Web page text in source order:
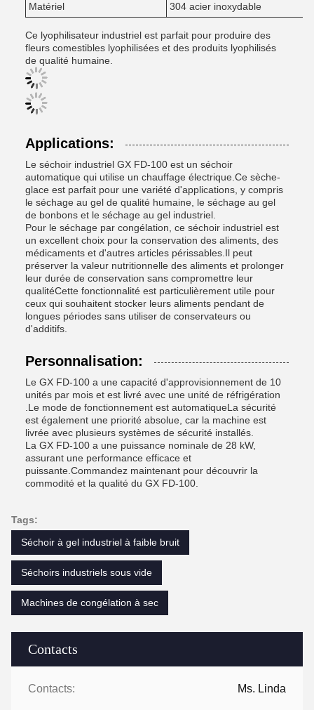
Contacts
Contacts: Ms. Linda
Matériel
304 acier inoxydable
Ce lyophilisateur industriel est parfait pour produire des
fleurs comestibles lyophilisées et des produits lyophilisés
de qualité humaine.
Applications:
Le séchoir industriel GX FD-100 est un séchoir
automatique qui utilise un chauffage électrique.Ce sèche-
glace est parfait pour une variété d'applications, y compris
le séchage au gel de qualité humaine, le séchage au gel
de bonbons et le séchage au gel industriel.
Pour le séchage par congélation, ce séchoir industriel est
un excellent choix pour la conservation des aliments, des
médicaments et d'autres articles périssables.Il peut
préserver la valeur nutritionnelle des aliments et prolonger
leur durée de conservation sans compromettre leur
qualitéCette fonctionnalité est particulièrement utile pour
ceux qui souhaitent stocker leurs aliments pendant de
longues périodes sans utiliser de conservateurs ou
d'additifs.
Personnalisation:
Le GX FD-100 a une capacité d'approvisionnement de 10
unités par mois et est livré avec une unité de réfrigération
.Le mode de fonctionnement est automatiqueLa sécurité
est également une priorité absolue, car la machine est
livrée avec plusieurs systèmes de sécurité installés.
La GX FD-100 a une puissance nominale de 28 kW,
assurant une performance efficace et
puissante.Commandez maintenant pour découvrir la
commodité et la qualité du GX FD-100.
Tags:
Séchoir à gel industriel à faible bruit
Séchoirs industriels sous vide
Machines de congélation à sec